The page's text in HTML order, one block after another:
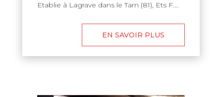
Etablie à Lagrave dans le Tarn (81), Ets F....
EN SAVOIR PLUS